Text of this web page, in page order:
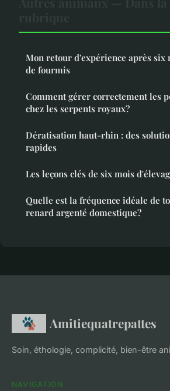
Mon retour d'expérience après six
de fourmis
Comment gérer correctement les
chez les serpents royaux?
Dératisation haut-rhin : des
rapides
Les leçons clés de six mois
Quelle est la fréquence idéale de
renard argenté domestique?
Amitiequatrepattes
Soin, éthologie, complicité, bien-être
NAVIGATION